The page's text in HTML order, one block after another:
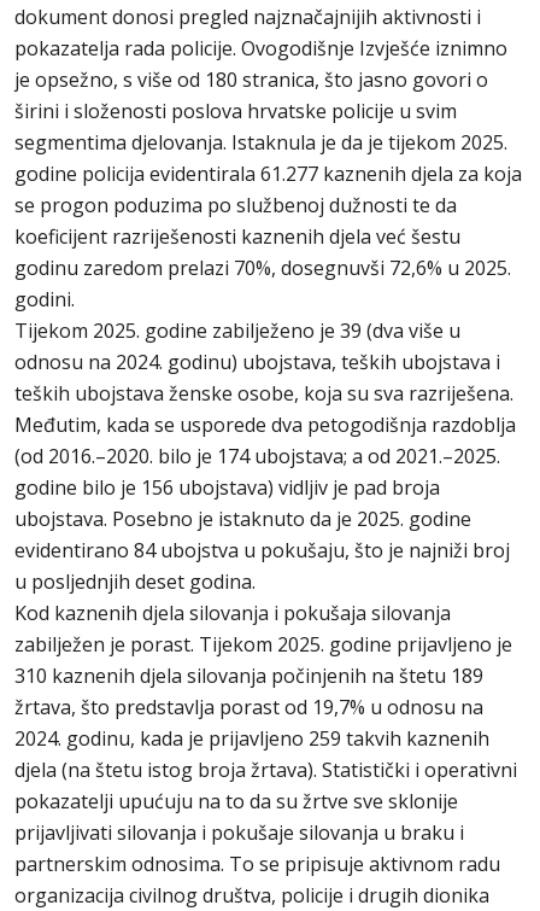
dokument donosi pregled najznačajnijih aktivnosti i
pokazatelja rada policije. Ovogodišnje Izvješće iznimno
je opsežno, s više od 180 stranica, što jasno govori o
širini i složenosti poslova hrvatske policije u svim
segmentima djelovanja. Istaknula je da je tijekom 2025.
godine policija evidentirala 61.277 kaznenih djela za koja
se progon poduzima po službenoj dužnosti te da
koeficijent razriješenosti kaznenih djela već šestu
godinu zaredom prelazi 70%, dosegnuvši 72,6% u 2025.
godini.
Tijekom 2025. godine zabilježeno je 39 (dva više u
odnosu na 2024. godinu) ubojstava, teških ubojstava i
teških ubojstava ženske osobe, koja su sva razriješena.
Međutim, kada se usporede dva petogodišnja razdoblja
(od 2016.–2020. bilo je 174 ubojstava; a od 2021.–2025.
godine bilo je 156 ubojstava) vidljiv je pad broja
ubojstava. Posebno je istaknuto da je 2025. godine
evidentirano 84 ubojstva u pokušaju, što je najniži broj
u posljednjih deset godina.
Kod kaznenih djela silovanja i pokušaja silovanja
zabilježen je porast. Tijekom 2025. godine prijavljeno je
310 kaznenih djela silovanja počinjenih na štetu 189
žrtava, što predstavlja porast od 19,7% u odnosu na
2024. godinu, kada je prijavljeno 259 takvih kaznenih
djela (na štetu istog broja žrtava). Statistički i operativni
pokazatelji upućuju na to da su žrtve sve sklonije
prijavljivati silovanja i pokušaje silovanja u braku i
partnerskim odnosima. To se pripisuje aktivnom radu
organizacija civilnog društva, policije i drugih dionika